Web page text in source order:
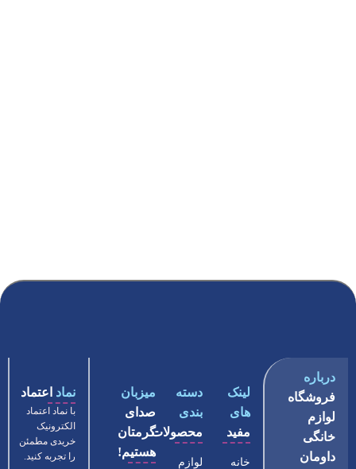
درباره
فروشگاه
لوازم
خانگی
داومان
لینک
های
مفید
خانه
دسته
بندی
محصولات
لوازم
میزبان
صدای
گرمتان
هستیم!
نماد اعتماد
با نماد اعتماد
الکترونیک
خریدی مطمئن
را تجربه کنید.